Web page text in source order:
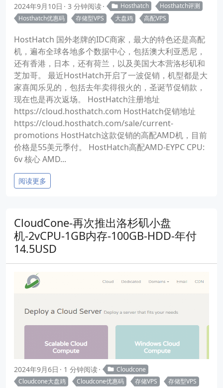
2024年9月10日 3 分钟阅读 Hosthatch
Hosthatch评测
Hosthatch优惠码
存储型VPS 大盘鸡 高配VPS
HostHatch 国外老牌的IDC商家，最大的特色还是高配
机，遍布全球各地多个数据中心，包括澳大利亚悉尼，
还有香港，日本，还有荷兰，以及美国大本营洛杉矶和
芝加哥。 最近HostHatch开启了一波促销，机型都是大
家喜闻乐见的，包括去年卖得很火的，圣诞节促销款，
现在也是再次返场。 HostHatch注册地址
https://cloud.hosthatch.com HostHatch促销地址
https://cloud.hosthatch.com/sale/current-
promotions HostHatch这款促销的高配AMD机，目前
价格是55美元季付。 HostHatch高配AMD-EYPC CPU:
6v 核心 AMD...
阅读更多
CloudCone-再次推出洛杉矶小盘
机-2vCPU-1GB内存-100GB-HDD-年付
14.5USD
2024年9月6日 1 分钟阅读
Cloudcone
Cloudcone大盘鸡
Cloudcone优惠码 存储VPS 存储型VPS